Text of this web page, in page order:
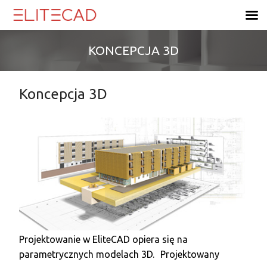
Skip
KONCEPCJA 3D
Koncepcja 3D
Projektowanie w EliteCAD opiera się na
parametrycznych modelach 3D.
Projektowany